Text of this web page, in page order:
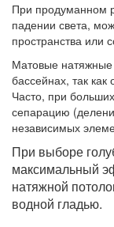
При продуманном
падении света,
пространства или
Матовые натяжные
бассейнах, так
Часто, при
сепарацию
независимых
При выборе
максимальный
натяжной
водной гладью.